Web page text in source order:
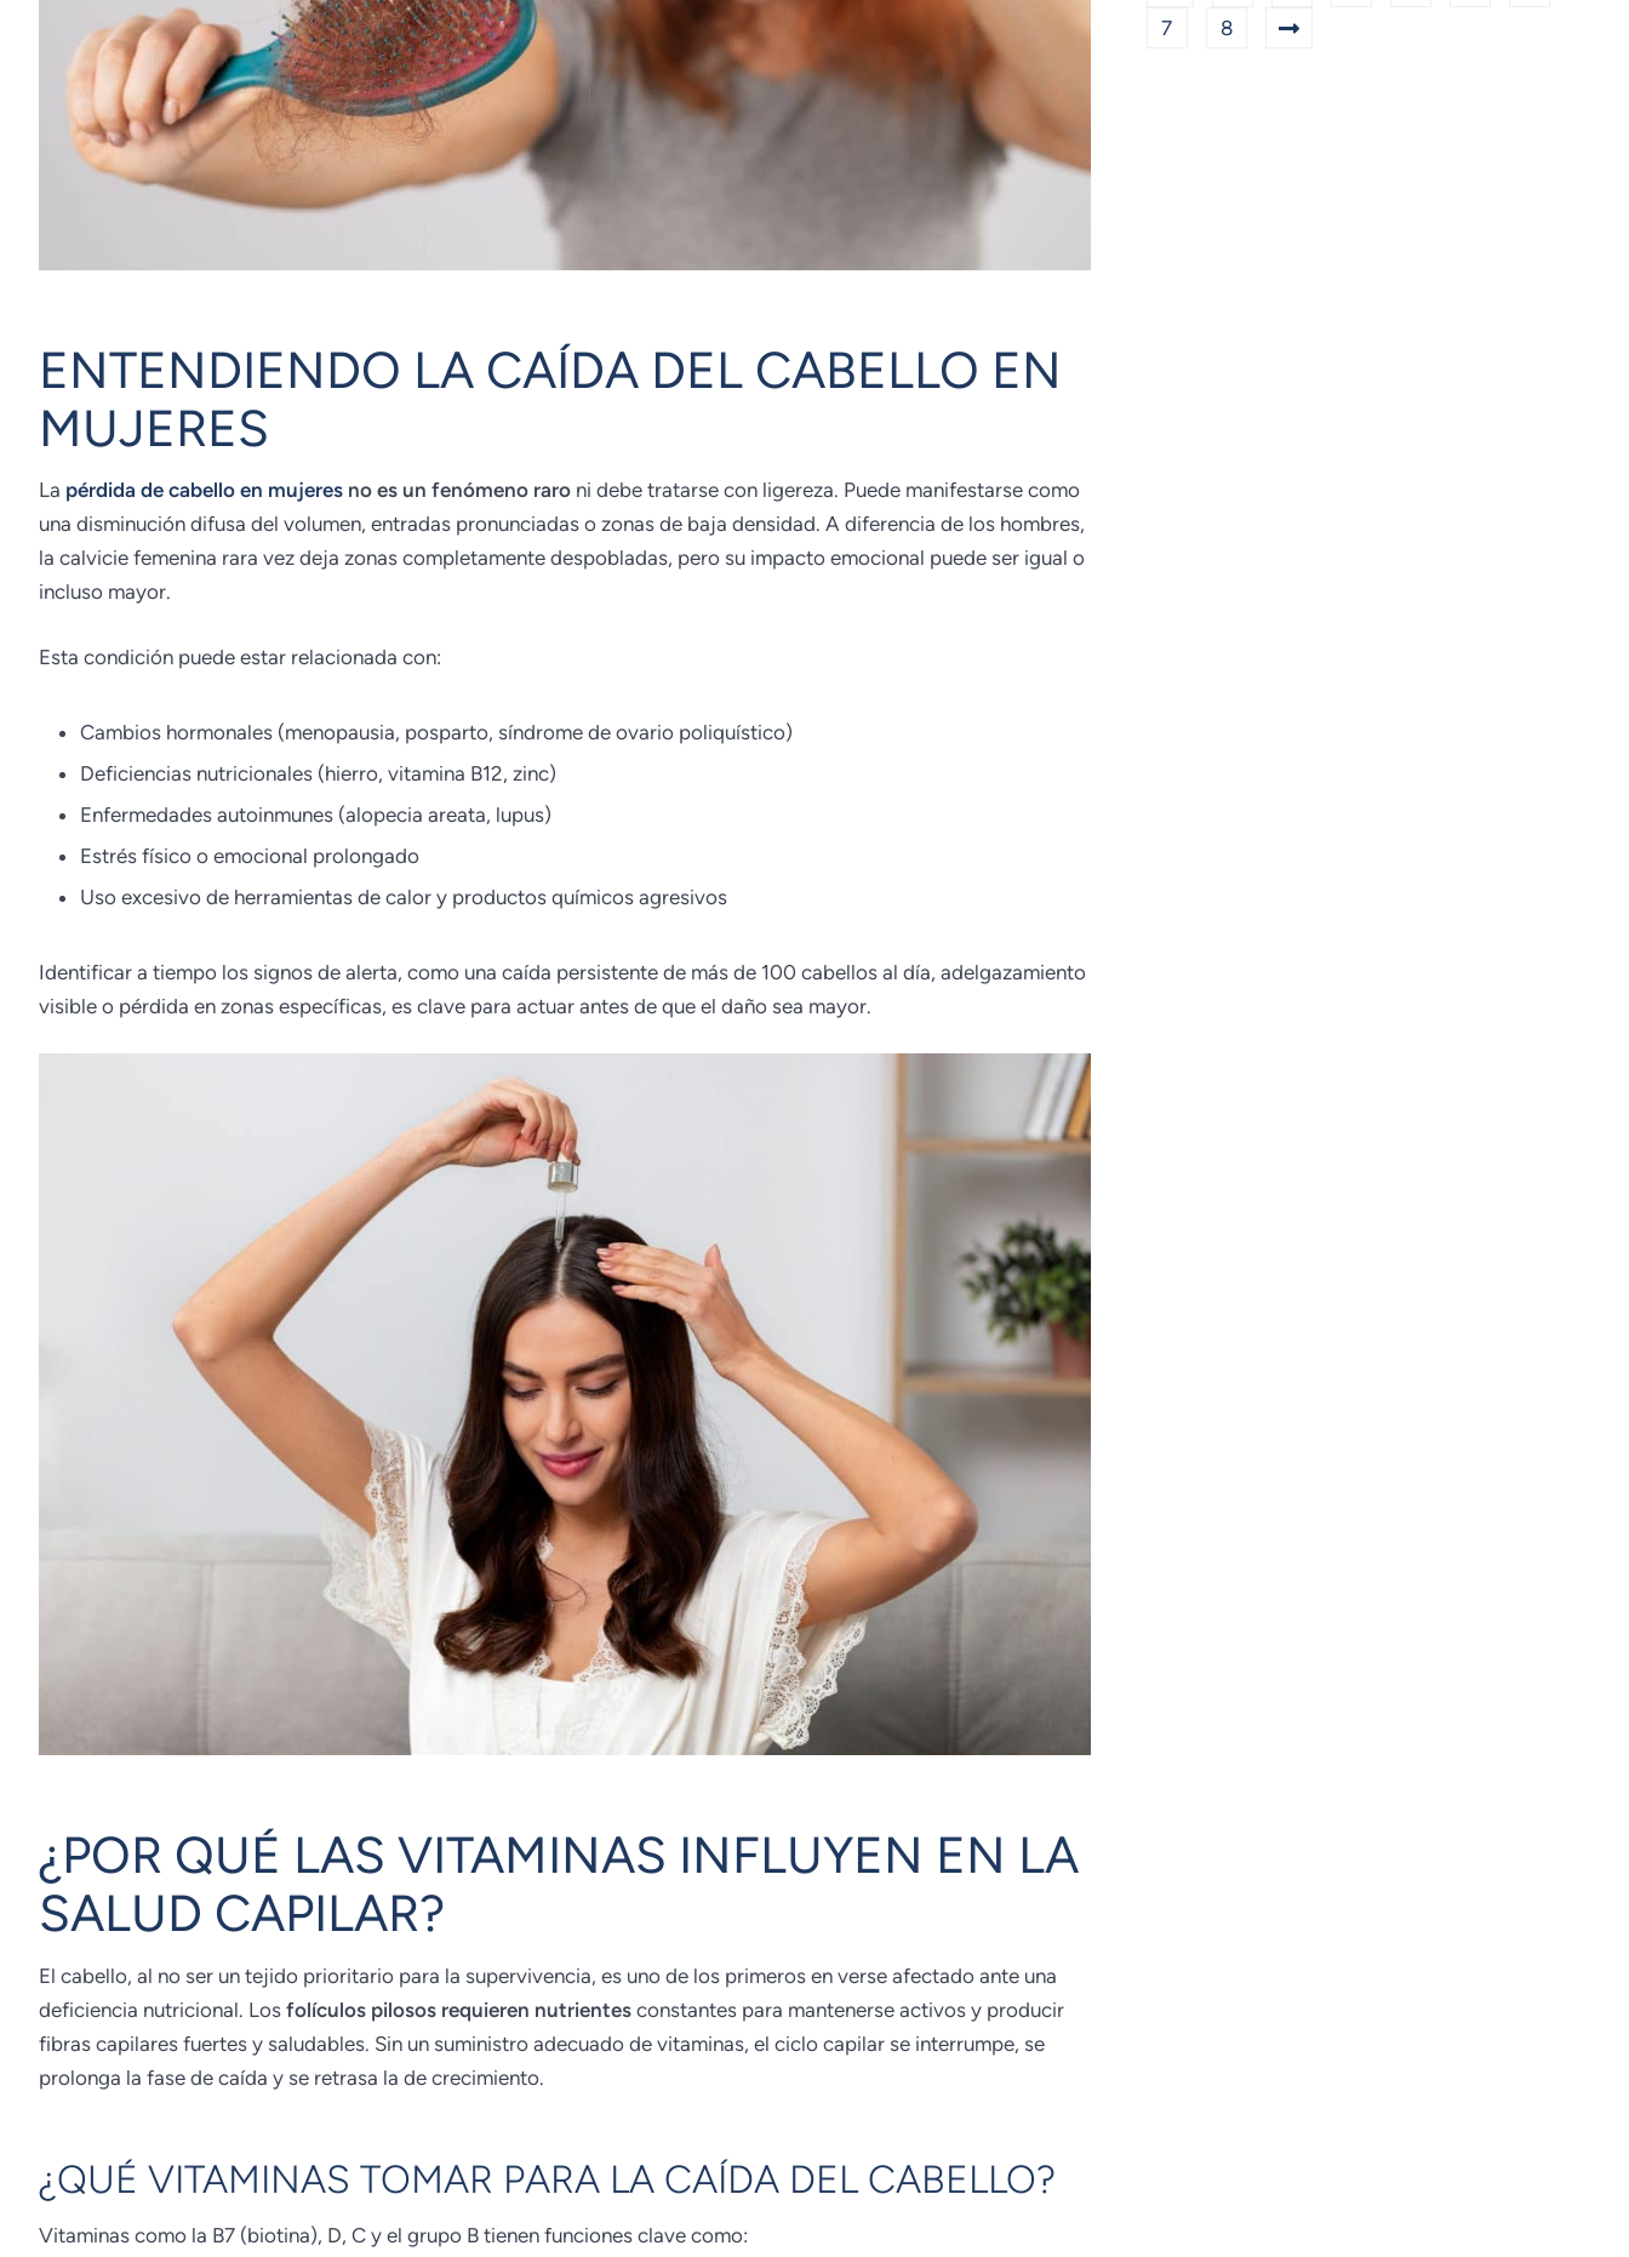
ENTENDIENDO LA CAÍDA DEL CABELLO EN
MUJERES
La pérdida de cabello en mujeres no es un fenómeno raro ni debe tratarse con ligereza. Puede manifestarse como
una disminución difusa del volumen, entradas pronunciadas o zonas de baja densidad. A diferencia de los hombres,
la calvicie femenina rara vez deja zonas completamente despobladas, pero su impacto emocional puede ser igual o
incluso mayor.
Esta condición puede estar relacionada con:
Cambios hormonales (menopausia, posparto, síndrome de ovario poliquístico)
Deficiencias nutricionales (hierro, vitamina B12, zinc)
Enfermedades autoinmunes (alopecia areata, lupus)
Estrés físico o emocional prolongado
Uso excesivo de herramientas de calor y productos químicos agresivos
Identificar a tiempo los signos de alerta, como una caída persistente de más de 100 cabellos al día, adelgazamiento
visible o pérdida en zonas específicas, es clave para actuar antes de que el daño sea mayor.
¿POR QUÉ LAS VITAMINAS INFLUYEN EN LA
SALUD CAPILAR?
El cabello, al no ser un tejido prioritario para la supervivencia, es uno de los primeros en verse afectado ante una
deficiencia nutricional. Los folículos pilosos requieren nutrientes constantes para mantenerse activos y producir
fibras capilares fuertes y saludables. Sin un suministro adecuado de vitaminas, el ciclo capilar se interrumpe, se
prolonga la fase de caída y se retrasa la de crecimiento.
¿QUÉ VITAMINAS TOMAR PARA LA CAÍDA DEL CABELLO?
Vitaminas como la B7 (biotina), D, C y el grupo B tienen funciones clave como:
7
8